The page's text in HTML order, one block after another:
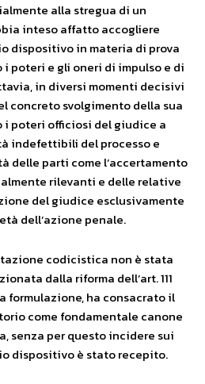
alla stregua di un
inteso affatto accogliere
dispositivo in materia di prova
i poteri e gli oneri di impulso e di
in diversi momenti decisivi
concreto svolgimento della sua
poteri officiosi del giudice a
indefettibili del processo e
delle parti come l’accertamento
rilevanti e delle relative
del giudice esclusivamente
dell’azione penale.
codicistica non è stata
dalla riforma dell’art. 111
formulazione, ha consacrato il
come fondamentale canone
senza per questo incidere sui
dispositivo è stato recepito.